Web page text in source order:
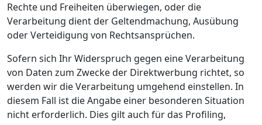
Rechte und Freiheiten überwiegen, oder die
Verarbeitung dient der Geltendmachung, Ausübung
oder Verteidigung von Rechtsansprüchen.
Sofern sich Ihr Widerspruch gegen eine Verarbeitung
von Daten zum Zwecke der Direktwerbung richtet, so
werden wir die Verarbeitung umgehend einstellen. In
diesem Fall ist die Angabe einer besonderen Situation
nicht erforderlich. Dies gilt auch für das Profiling,